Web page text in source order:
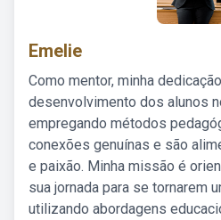
Emelie
Como mentor, minha
desenvolvimento dos alunos
empregando métodos
conexões genuínas e são
e paixão. Minha missão é
sua jornada para se tornarem
utilizando abordagens